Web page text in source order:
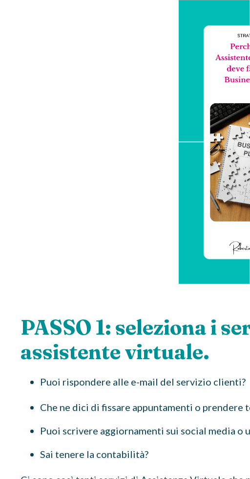
PASSO 1: seleziona i
assistente virtuale.
Puoi rispondere alle e-mail del servizio clienti?
Che ne dici di fissare appuntamenti o prendere
Puoi scrivere aggiornamenti sui social media o
Sai tenere la contabilità?